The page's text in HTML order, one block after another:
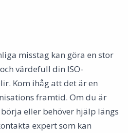
misstag kan göra en stor
värdefull din ISO-
Kom ihåg att det är en
framtid. Om du är
eller behöver hjälp längs
expert som kan